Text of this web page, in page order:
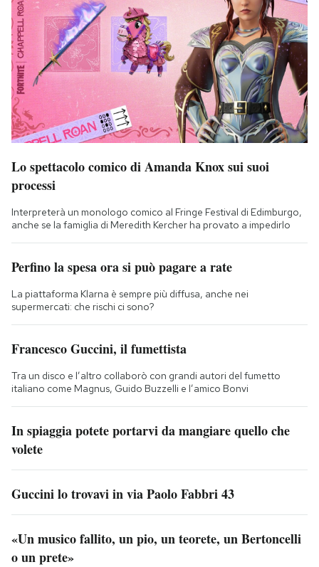
Lo spettacolo comico di Amanda Knox sui suoi
processi
Interpreterà un monologo comico al Fringe Festival di Edimburgo,
anche se la famiglia di Meredith Kercher ha provato a impedirlo
Perfino la spesa ora si può pagare a rate
La piattaforma Klarna è sempre più diffusa, anche nei
supermercati: che rischi ci sono?
Francesco Guccini, il fumettista
Tra un disco e l’altro collaborò con grandi autori del fumetto
italiano come Magnus, Guido Buzzelli e l’amico Bonvi
In spiaggia potete portarvi da mangiare quello che
volete
Guccini lo trovavi in via Paolo Fabbri 43
«Un musico fallito, un pio, un teorete, un Bertoncelli
o un prete»